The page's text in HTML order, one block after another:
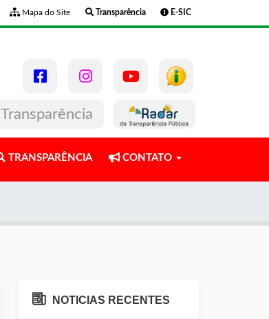
Mapa do Site Transparência E-SIC
Transparência
TRANSPARÊNCIA CONTATO
NOTICIAS RECENTES